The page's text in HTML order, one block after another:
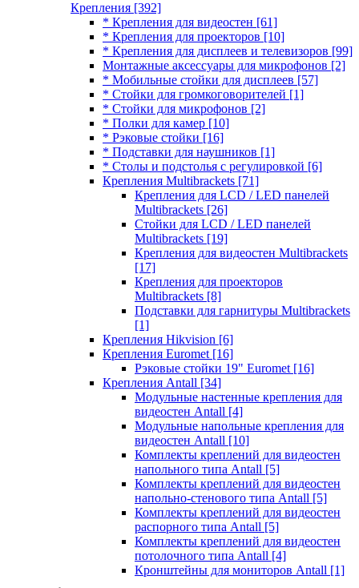
Крепления [392]
* Крепления для видеостен [61]
* Крепления для проекторов [10]
* Крепления для дисплеев и телевизоров [99]
Монтажные аксессуары для микрофонов [2]
* Мобильные стойки для дисплеев [57]
* Стойки для громкоговорителей [1]
* Стойки для микрофонов [2]
* Полки для камер [10]
* Рэковые стойки [16]
* Подставки для наушников [1]
* Столы и подстолья с регулировкой [6]
Крепления Multibrackets [71]
Крепления для LCD / LED панелей
Multibrackets [26]
Стойки для LCD / LED панелей
Multibrackets [19]
Крепления для видеостен Multibrackets
[17]
Крепления для проекторов
Multibrackets [8]
Подставки для гарнитуры Multibrackets
[1]
Крепления Hikvision [6]
Крепления Euromet [16]
Рэковые стойки 19" Euromet [16]
Крепления Antall [34]
Модульные настенные крепления для
видеостен Antall [4]
Модульные напольные крепления для
видеостен Antall [10]
Комплекты креплений для видеостен
напольного типа Antall [5]
Комплекты креплений для видеостен
напольно-стенового типа Antall [5]
Комплекты креплений для видеостен
распорного типа Antall [5]
Комплекты креплений для видеостен
потолочного типа Antall [4]
Кронштейны для мониторов Antall [1]